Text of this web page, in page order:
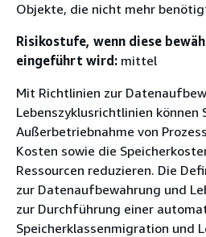
Objekte, die nicht mehr
Risikostufe, wenn diese
eingeführt wird: mittel
Mit Richtlinien zur
Lebenszyklusrichtlinien können
Außerbetriebnahme von
Kosten sowie die
Ressourcen reduzieren. Die
zur Datenaufbewahrung und
zur Durchführung einer
Speicherklassenmigration und